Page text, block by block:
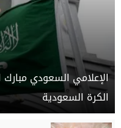
الإعلامي السعودي
الكرة السعودية